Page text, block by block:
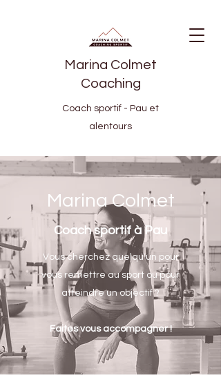
Marina Colmet
Coaching
Coach sportif - Pau et
alentours
Marina Colmet
Coach sportif à Pau
Vous cherchez quelqu'un pour
vous remettre au sport ou pour
atteindre un objectif ?
Faites vous accompagner !